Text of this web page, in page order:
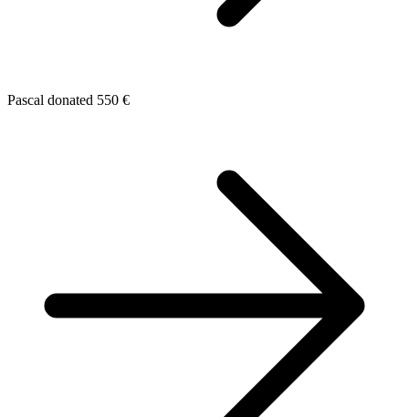
Pascal donated 550 €